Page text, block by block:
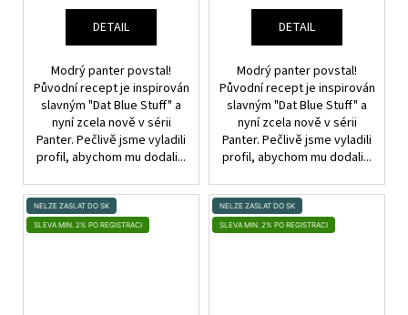
DETAIL
Modrý panter povstal!
Původní recept je inspirován
slavným "Dat Blue Stuff" a
nyní zcela nově v sérii
Panter. Pečlivě jsme vyladili
profil, abychom mu dodali...
DETAIL
Modrý panter povstal!
Původní recept je inspirován
slavným "Dat Blue Stuff" a
nyní zcela nově v sérii
Panter. Pečlivě jsme vyladili
profil, abychom mu dodali...
NELZE ZASLAT DO SK
SLEVA MIN. 2% PO REGISTRACI
NELZE ZASLAT DO SK
SLEVA MIN. 2% PO REGISTRACI